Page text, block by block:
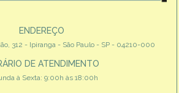
ENDEREÇO
312 - Ipiranga - São Paulo - SP - 04210-000
DE ATENDIMENTO
à Sexta: 9:00h às 18:00h